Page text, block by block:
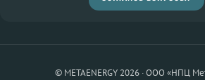
© METAENERGY 2026 · ООО «НПЦ